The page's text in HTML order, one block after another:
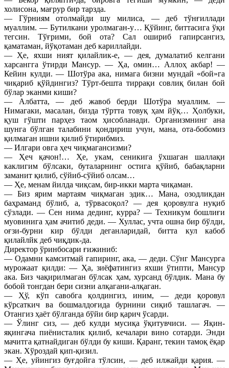
холисона, мағрур бир тарзда.
— Гўрниям отолмайди шу милиса, — деб тўнғиллади
муаллим. — Бутилкани уролмаган-у… Қўйинг, биттасига ўқи
тегсин. Тўғрими, бой ота? Сал ошириб гапирсангиз,
қаматаман, йўқотаман деб кариллайди.
— Ҳе, яхши ният қилайлик-е, — дея, думалатиб келгани
харсангга ўтирди Мансур. — Ҳа, омин… Аллоҳ акбар! —
Кейин кулди. — Шотўра ака, нимага бизни мундай «бой»га
чиқариб қўйдингиз? Тўрт-бешта тиррақи совлиқ билан бой
бўлар эканми киши?
— Албатта, — деб жавоб берди Шотўра муаллим. —
Нимагаки, масалан, бизда тўртта товуқ ҳам йўқ… Ҳолбуки,
қуш гўшти парҳез таом ҳисобланади. Организмнинг ана
шунга бўлган талабини қондириш учун, мана, ота-бобомиз
қилмаган ишни қилиб ўтирибмиз.
— Илгари овга ҳеч чиқмагансизми?
— Ҳеч қачон!… Ҳе, укам, сеникига ўхшаган шаллақи
каклигим бўлсаки, буталарнинг остига қўйиб, бабақларни
заманит қилиб, сўйиб-сўйиб олсам…
— Ҳе, менам йилда чиқсам, бир-икки марта чиқаман.
— Биз ярим мартаям чиқмаган эдик… Мана, озодликдан
баҳраманд бўлиб, а, тўрвасоқол? — дея қоровулга нуқиб
сўзлади. — Сен нима дединг, курра? — Техникум бошлиғи
муовинига ҳам ачитиб деди. — Хуллас, учта ошна бир бўлди,
оғзи-бурни кир бўлди деганларидай, битта кул кабоб
қилайлйк деб чиқдик-да.
Директор ўринбосари ғижиниб:
— Одамни камситмай гапиринг, ака, — деди. Сўнг Мансурга
мурожаат қилди: — Ҳа, зиёфатингиз яхши ўтипти, Мансур
ака. Биз чақирилмаган бўлсак ҳам, хурсанд бўлдик. Мана бу
бобой тонгдан бери сизни алқагани-алқаган.
— Ҳў, кўп савобга қолдингиз, иним, — деди қоровул
кўрсаткич ва бошмалдоғида бурнини сиқиб ташлагач. —
Отангиз ҳаёт бўлганда бўйи бир қарич ўсарди.
— Ўлинг сиз, — деб кулди мусиқа ўқитувчиси. — Яқин-
яқингача пиёнисталик қилиб, кечалари вино сотарди. Энди
мачитга қатнайдиган бўлди бу киши. Қаранг, текин тамоқ ёқар
экан. Хўроздай қип-қизил.
— Ҳе, уйингиз буғдойга тўлсин, — деб илжайди қария. —